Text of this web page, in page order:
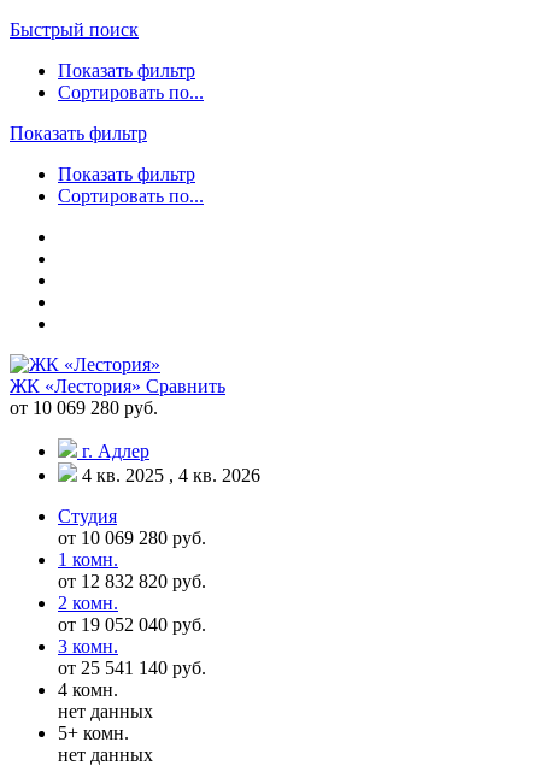
Быстрый поиск
Показать фильтр
Сортировать по...
Показать фильтр
Показать фильтр
Сортировать по...
ЖК «Лестория» Сравнить
от 10 069 280 руб.
г. Адлер
4 кв. 2025 , 4 кв. 2026
Студия
от 10 069 280 руб.
1 комн.
от 12 832 820 руб.
2 комн.
от 19 052 040 руб.
3 комн.
от 25 541 140 руб.
4 комн.
нет данных
5+ комн.
нет данных